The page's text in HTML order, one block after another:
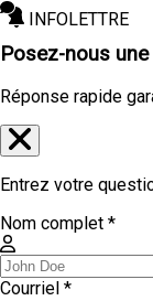
INFOLETTRE
Posez-nous
Réponse rapide
Entrez votre
Nom complet *
Courriel *